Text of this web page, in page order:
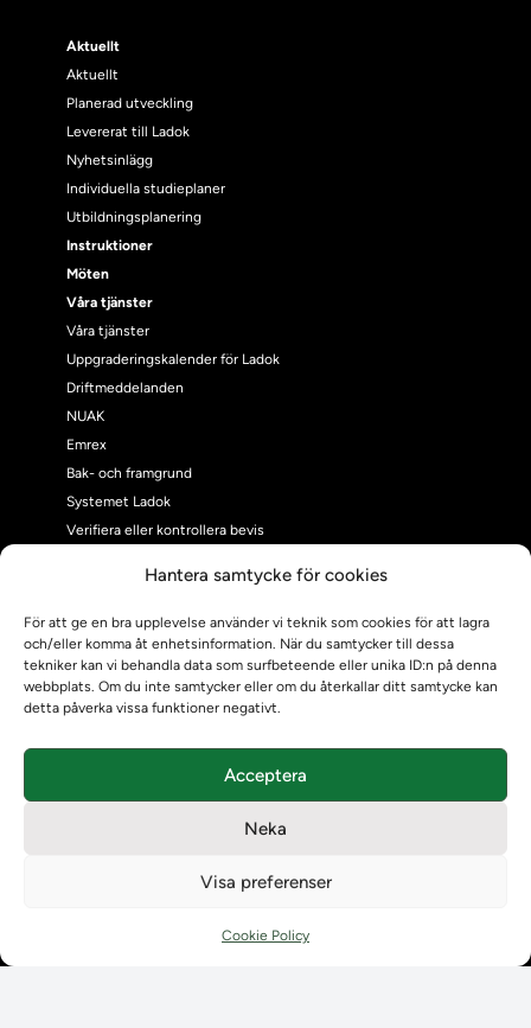
Hantera samtycke för cookies
För att ge en bra upplevelse använder vi teknik som cookies för att lagra
och/eller komma åt enhetsinformation. När du samtycker till dessa
tekniker kan vi behandla data som surfbeteende eller unika ID:n på denna
webbplats. Om du inte samtycker eller om du återkallar ditt samtycke kan
detta påverka vissa funktioner negativt.
Acceptera
Neka
Visa preferenser
Cookie Policy
Aktuellt
Aktuellt
Planerad utveckling
Levererat till Ladok
Nyhetsinlägg
Individuella studieplaner
Utbildningsplanering
Instruktioner
Möten
Våra tjänster
Våra tjänster
Uppgraderingskalender för Ladok
Driftmeddelanden
NUAK
Emrex
Bak- och framgrund
Systemet Ladok
Verifiera eller kontrollera bevis
Om oss
Om Ladokkonsortiet
Ladokkonsortiet internationellt
Vision, strategi och produktplan
Kontaktuppgifter för studenters Ladoksupport